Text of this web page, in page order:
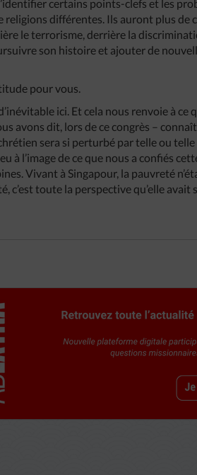
certains points-clefs et les
religions différentes. Ils auront plus de
le terrorisme, derrière la
son histoire et ajouter de
pour vous.
ici. Et cela nous renvoie à ce
avons dit, lors de ce congrès –
sera si perturbé par telle ou
à l’image de ce que nous a confiés
Vivant à Singapour, la pauvreté
c’est toute la perspective qu’elle avait